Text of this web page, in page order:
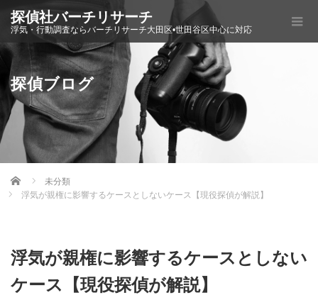
探偵社バーチリサーチ
浮気・行動調査ならバーチリサーチ大田区•世田谷区中心に対応
探偵ブログ
Home
未分類
浮気が親権に影響するケースとしないケース【現役探偵が解説】
浮気が親権に影響するケースとしない
ケース【現役探偵が解説】